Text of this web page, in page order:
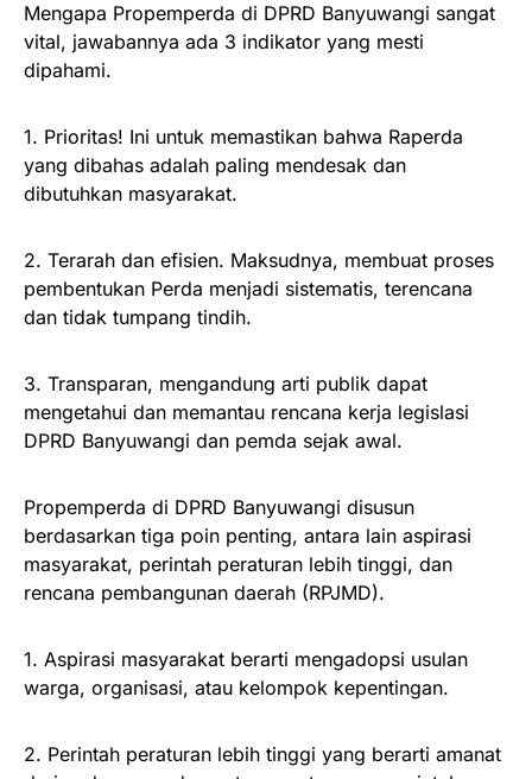
Mengapa Propemperda di DPRD Banyuwangi sangat
vital, jawabannya ada 3 indikator yang mesti
dipahami.
1. Prioritas! Ini untuk memastikan bahwa Raperda
yang dibahas adalah paling mendesak dan
dibutuhkan masyarakat.
2. Terarah dan efisien. Maksudnya, membuat proses
pembentukan Perda menjadi sistematis, terencana
dan tidak tumpang tindih.
3. Transparan, mengandung arti publik dapat
mengetahui dan memantau rencana kerja legislasi
DPRD Banyuwangi dan pemda sejak awal.
Propemperda di DPRD Banyuwangi disusun
berdasarkan tiga poin penting, antara lain aspirasi
masyarakat, perintah peraturan lebih tinggi, dan
rencana pembangunan daerah (RPJMD).
1. Aspirasi masyarakat berarti mengadopsi usulan
warga, organisasi, atau kelompok kepentingan.
2. Perintah peraturan lebih tinggi yang berarti amanat